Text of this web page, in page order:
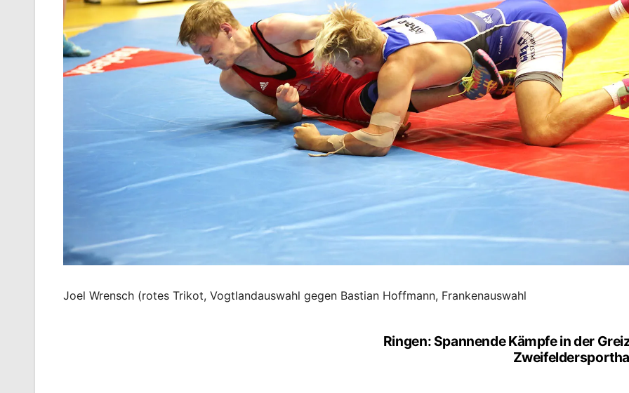
Joel Wrensch (rotes Trikot, Vogtlandauswahl gegen Bastian Hoffmann, Frankenauswahl
Ringen: Spannende Kämpfe in der